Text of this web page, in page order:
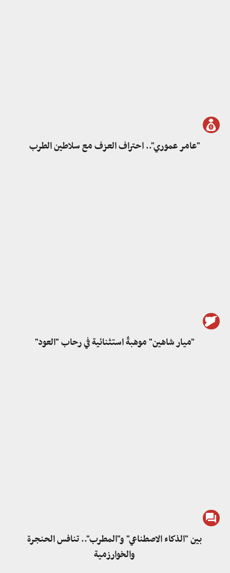
"عامر عموري".. احتراف العزف مع سلاطين الطرب
"ميار شاهين" موهبةٌ استثنائية في رحاب "العود"
بين "الذكاء الاصطناعي" و"المطرب".. تنافس الحنجرة
والخوارزمية